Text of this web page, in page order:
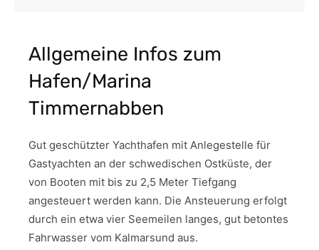
Allgemeine Infos zum
Hafen/Marina
Timmernabben
Gut geschützter Yachthafen mit Anlegestelle für
Gastyachten an der schwedischen Ostküste, der
von Booten mit bis zu 2,5 Meter Tiefgang
angesteuert werden kann. Die Ansteuerung erfolgt
durch ein etwa vier Seemeilen langes, gut betontes
Fahrwasser vom Kalmarsund aus.